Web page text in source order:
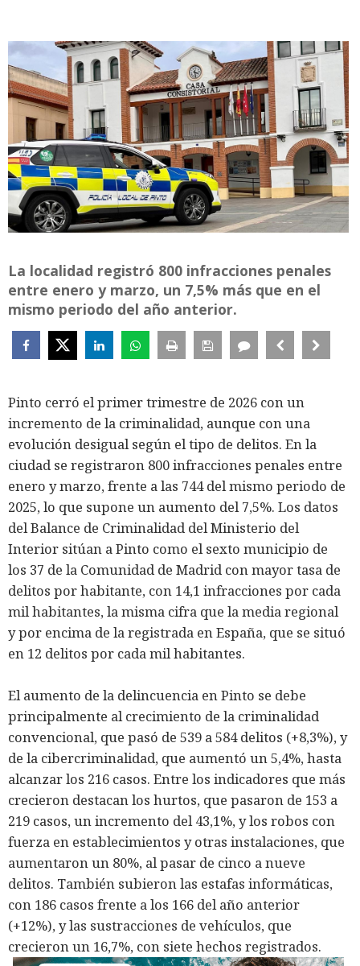
La localidad registró 800 infracciones penales
entre enero y marzo, un 7,5% más que en el
mismo periodo del año anterior.
Pinto cerró el primer trimestre de 2026 con un
incremento de la criminalidad, aunque con una
evolución desigual según el tipo de delitos. En la
ciudad se registraron 800 infracciones penales entre
enero y marzo, frente a las 744 del mismo periodo de
2025, lo que supone un aumento del 7,5%. Los datos
del Balance de Criminalidad del Ministerio del
Interior sitúan a Pinto como el sexto municipio de
los 37 de la Comunidad de Madrid con mayor tasa de
delitos por habitante, con 14,1 infracciones por cada
mil habitantes, la misma cifra que la media regional
y por encima de la registrada en España, que se situó
en 12 delitos por cada mil habitantes.
El aumento de la delincuencia en Pinto se debe
principalmente al crecimiento de la criminalidad
convencional, que pasó de 539 a 584 delitos (+8,3%), y
de la cibercriminalidad, que aumentó un 5,4%, hasta
alcanzar los 216 casos. Entre los indicadores que más
crecieron destacan los hurtos, que pasaron de 153 a
219 casos, un incremento del 43,1%, y los robos con
fuerza en establecimientos y otras instalaciones, que
aumentaron un 80%, al pasar de cinco a nueve
delitos. También subieron las estafas informáticas,
con 186 casos frente a los 166 del año anterior
(+12%), y las sustracciones de vehículos, que
crecieron un 16,7%, con siete hechos registrados.